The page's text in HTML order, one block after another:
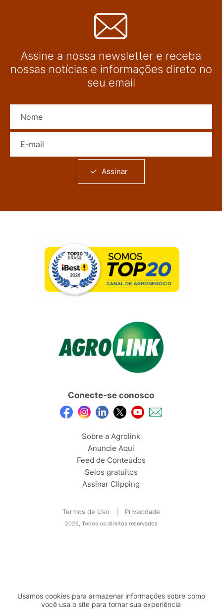
Assine a nossa newsletter e receba
nossas notícias e informações direto no
seu email
Assinar
Conecte-se conosco
Sobre a Agrolink
Anuncie Aqui
Feed de Conteúdos
Selos gratuitos
Assinar Clipping
Termos de Uso Privacidade
2026, Todos os direitos reservados
Usamos cookies para armazenar informações sobre como
você usa o site para tornar sua experiência